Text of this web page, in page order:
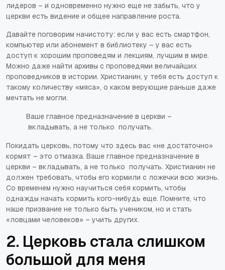
лидеров – и одновременно нужно еще не забыть, что у
церкви есть видение и общее направление роста.
Давайте поговорим начистоту: если у вас есть смартфон,
компьютер или абонемент в библиотеку – у вас есть
доступ к хорошим проповедям и лекциям, лучшим в мире.
Можно даже найти архивы с проповедями величайших
проповедников в истории. Христианин, у тебя есть доступ к
такому количеству «мяса», о каком верующие раньше даже
мечтать не могли.
Ваше главное предназначение в церкви –
вкладывать, а не только получать.
Покидать церковь, потому что здесь вас «не достаточно»
кормят – это отмазка. Ваше главное предназначение в
церкви – вкладывать, а не только получать. Христианин не
должен требовать, чтобы его кормили с ложечки всю жизнь.
Со временем нужно научиться себя кормить, чтобы
однажды начать кормить кого-нибудь еще. Помните, что
наше призвание не только быть учеником, но и стать
«ловцами человеков» – учить других.
2. Церковь стала слишком
большой для меня